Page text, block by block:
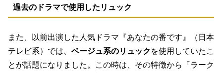
過去のドラマで使用したリュック
また、以前出演した人気ドラマ『あなたの番です』（日本
テレビ系）では、 ベージュ系のリュック を使用していたこ
とが話題になりました。この時は、その特徴から「ラーク